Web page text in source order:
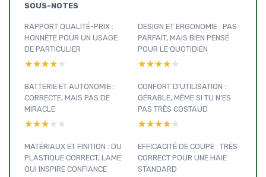
SOUS-NOTES
RAPPORT QUALITÉ-PRIX :
HONNÊTE POUR UN USAGE
DE PARTICULIER
★★★★★
★★★★★
DESIGN ET ERGONOMIE : PAS
PARFAIT, MAIS BIEN PENSÉ
POUR LE QUOTIDIEN
★★★★★
★★★★★
BATTERIE ET AUTONOMIE :
CORRECTE, MAIS PAS DE
MIRACLE
★★★★★
★★★★★
CONFORT D’UTILISATION :
GÉRABLE, MÊME SI TU N’ES
PAS TRÈS COSTAUD
★★★★★
★★★★★
MATÉRIAUX ET FINITION : DU
PLASTIQUE CORRECT, LAME
QUI INSPIRE CONFIANCE
EFFICACITÉ DE COUPE : TRÈS
CORRECT POUR UNE HAIE
STANDARD